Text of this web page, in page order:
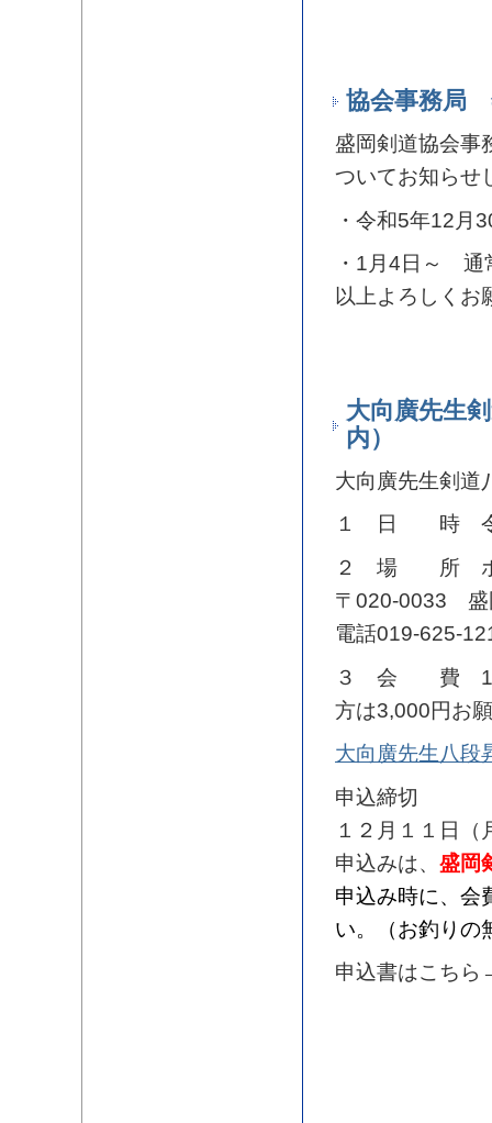
協会事務局
盛岡剣道協会事
ついてお知らせ
・令和5年12
・1月4日～ 通
以上よろしくお
大向廣先生
内）
大向廣先生剣道
１ 日 時 令和
２ 場 所 ホテ
〒020-0033 盛
電話019-625-
３ 会 費
方は3,000円お
大向廣先生八段
申込締切
１２月１１日（
申込みは、 盛岡
申込み時に、会
い。（お釣りの
申込書はこち